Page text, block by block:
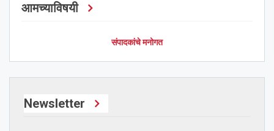
आमच्याविषयी
संपादकांचे मनोगत
Newsletter